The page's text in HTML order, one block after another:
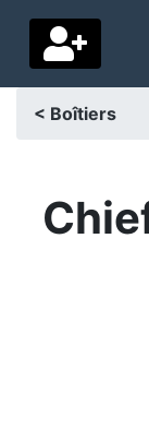
Pays de
< Boîtiers